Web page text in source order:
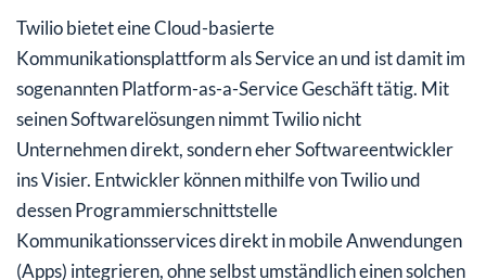
Twilio bietet eine Cloud-basierte
Kommunikationsplattform als Service an und ist damit im
sogenannten Platform-as-a-Service Geschäft tätig. Mit
seinen Softwarelösungen nimmt Twilio nicht
Unternehmen direkt, sondern eher Softwareentwickler
ins Visier. Entwickler können mithilfe von Twilio und
dessen Programmierschnittstelle
Kommunikationsservices direkt in mobile Anwendungen
(Apps) integrieren, ohne selbst umständlich einen solchen